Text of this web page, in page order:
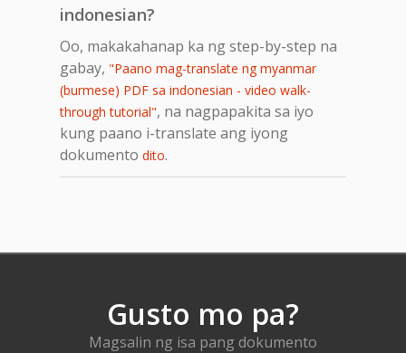
indonesian?
Oo, makakahanap ka ng step-by-step na
gabay, "Paano mag-translate ng myanmar
(burmese) PDF sa indonesian - video walk-
through tutorial", na nagpapakita sa iyo
kung paano i-translate ang iyong
dokumento dito.
Gusto mo pa?
Magsalin ng isa pang dokumento